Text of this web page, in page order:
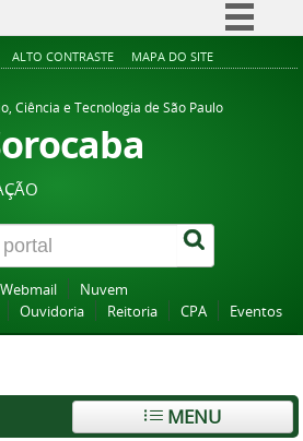
Simplifique!
Acesso à informação
Canais
ALTO CONTRASTE MAPA DO SITE
Ciência e Tecnologia de São Paulo
Webmail
Nuvem
Ouvidoria Reitoria CPA Eventos
MENU